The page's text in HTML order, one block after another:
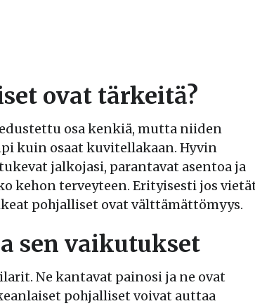
ovat tärkeitä?
osa kenkiä, mutta niiden
kuin osaat kuvitellakaan. Hyvin
jalkojasi, parantavat asentoa ja
kehon terveyteen. Erityisesti jos
pohjalliset ovat välttämättömyys.
sen vaikutukset
Ne kantavat painosi ja ne ovat
pohjalliset voivat auttaa